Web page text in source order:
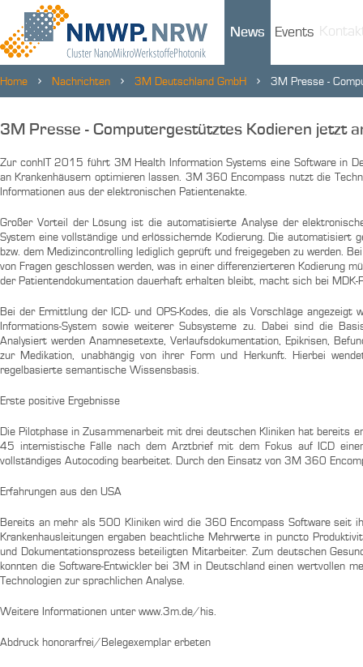
News Events
Home Nachrichten 3M Deutschland GmbH 3M Presse -
3M Presse - Computergestütztes Kodieren jetzt
Zur conhIT 2015 führt 3M Health Information Systems eine Software in
an Krankenhäusern optimieren lassen. 3M 360 Encompass nutzt die
Informationen aus der elektronischen Patientenakte.
Großer Vorteil der Lösung ist die automatisierte Analyse der
System eine vollständige und erlössichernde Kodierung. Die automatisiert
bzw. dem Medizincontrolling lediglich geprüft und freigegeben zu werden.
von Fragen geschlossen werden, was in einer differenzierteren Kodierung
der Patientendokumentation dauerhaft erhalten bleibt, macht sich bei
Bei der Ermittlung der ICD- und OPS-Kodes, die als Vorschläge
Informations-System sowie weiterer Subsysteme zu. Dabei sind die
Analysiert werden Anamnesetexte, Verlaufsdokumentation, Epikrisen,
zur Medikation, unabhängig von ihrer Form und Herkunft. Hierbei
regelbasierte semantische Wissensbasis.
Erste positive Ergebnisse
Die Pilotphase in Zusammenarbeit mit drei deutschen Kliniken hat bereits
45 internistische Fälle nach dem Arztbrief mit dem Fokus auf ICD
vollständiges Autocoding bearbeitet. Durch den Einsatz von 3M 360
Erfahrungen aus den USA
Bereits an mehr als 500 Kliniken wird die 360 Encompass Software seit
Krankenhausleitungen ergaben beachtliche Mehrwerte in puncto
und Dokumentationsprozess beteiligten Mitarbeiter. Zum deutschen
konnten die Software-Entwickler bei 3M in Deutschland einen wertvollen
Technologien zur sprachlichen Analyse.
Weitere Informationen unter www.3m.de/his.
Abdruck honorarfrei/Belegexemplar erbeten